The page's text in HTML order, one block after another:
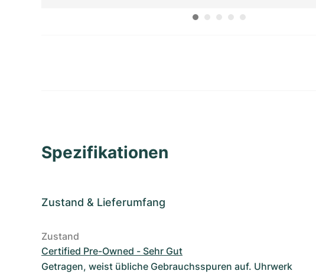
Spezifikationen
Zustand & Lieferumfang
Zustand
Certified Pre-Owned - Sehr Gut
Getragen, weist übliche Gebrauchsspuren auf. Uhrwerk